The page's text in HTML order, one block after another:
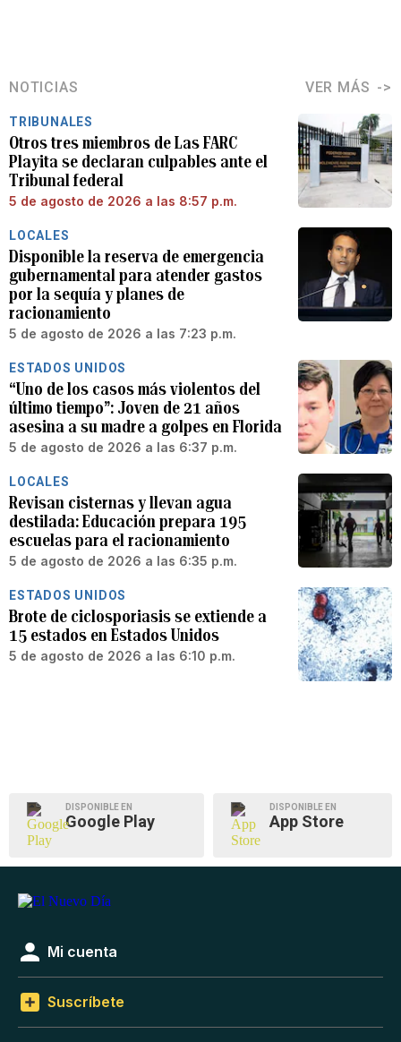
NOTICIAS VER MÁS
TRIBUNALES
Otros tres miembros de Las FARC
Playita se declaran culpables ante el
Tribunal federal
5 de agosto de 2026 a las 8:57 p.m.
LOCALES
Disponible la reserva de emergencia
gubernamental para atender gastos
por la sequía y planes de
racionamiento
5 de agosto de 2026 a las 7:23 p.m.
ESTADOS UNIDOS
“Uno de los casos más violentos del
último tiempo”: Joven de 21 años
asesina a su madre a golpes en Florida
5 de agosto de 2026 a las 6:37 p.m.
LOCALES
Revisan cisternas y llevan agua
destilada: Educación prepara 195
escuelas para el racionamiento
5 de agosto de 2026 a las 6:35 p.m.
ESTADOS UNIDOS
Brote de ciclosporiasis se extiende a
15 estados en Estados Unidos
5 de agosto de 2026 a las 6:10 p.m.
DISPONIBLE EN
Google Play
DISPONIBLE EN
App Store
Mi cuenta
Suscríbete